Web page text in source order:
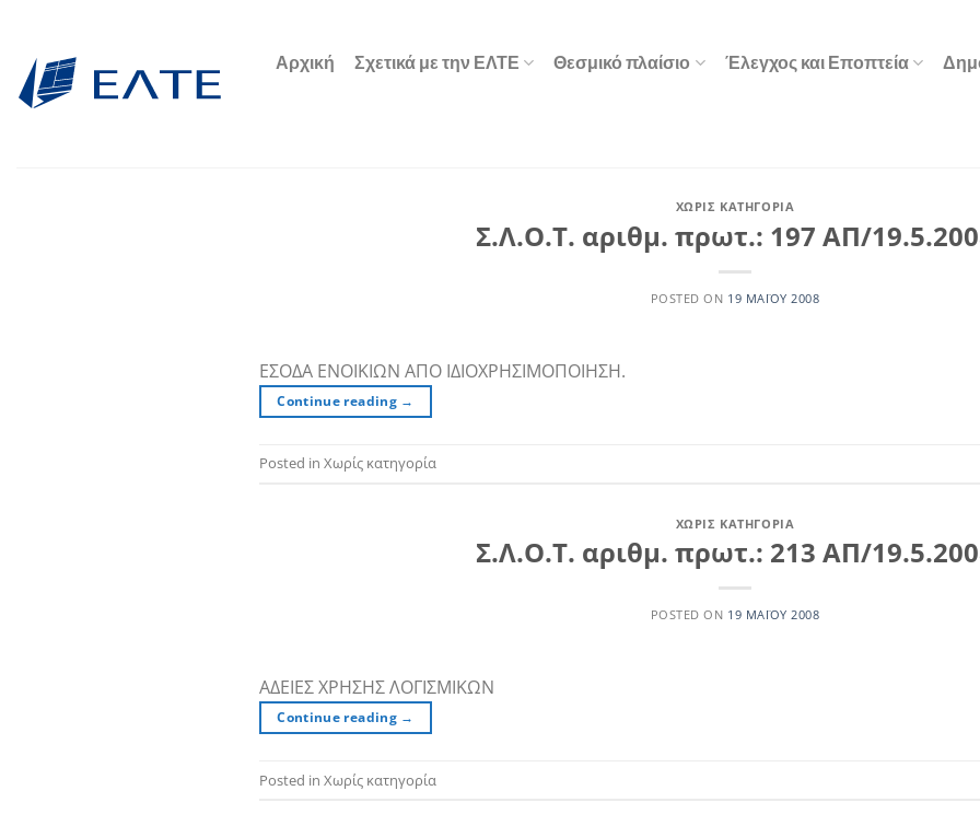
περιεχόμενο
Αρχική Σχετικά με την ΕΛΤΕ Θεσμικό πλαίσιο Έλεγχος και Εποπτεία
ΧΩΡΊΣ ΚΑΤΗΓΟΡΊΑ
Σ.Λ.Ο.Τ. αριθμ. πρωτ.: 197 ΑΠ/
POSTED ON 19 ΜΑΪ́ΟΥ 2008
ΕΣΟΔΑ ΕΝΟΙΚΙΩΝ ΑΠΟ ΙΔΙΟΧΡΗΣΙΜΟΠΟΙΗΣΗ.
Continue reading →
Posted in Χωρίς κατηγορία
ΧΩΡΊΣ ΚΑΤΗΓΟΡΊΑ
Σ.Λ.Ο.Τ. αριθμ. πρωτ.: 213 ΑΠ/
POSTED ON 19 ΜΑΪ́ΟΥ 2008
ΑΔΕΙΕΣ ΧΡΗΣΗΣ ΛΟΓΙΣΜΙΚΩΝ
Continue reading →
Posted in Χωρίς κατηγορία